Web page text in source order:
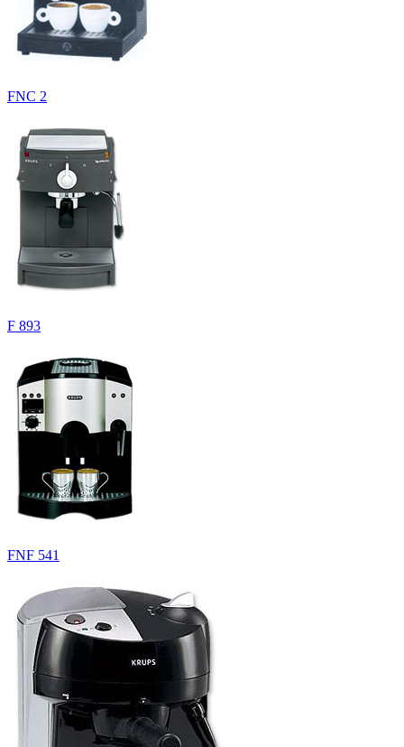
FNC 2
F 893
FNF 541